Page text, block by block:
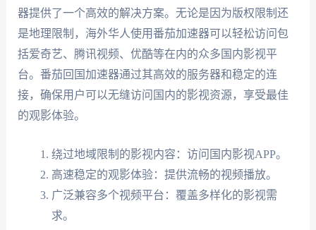
器提供了一个高效的解决方案。无论是因为版权限制还
是地理限制，海外华人使用番茄加速器可以轻松访问包
括爱奇艺、腾讯视频、优酷等在内的众多国内影视平
台。番茄回国加速器通过其高效的服务器和稳定的连
接，确保用户可以无缝访问国内的影视资源，享受最佳
的观影体验。
绕过地域限制的影视内容：访问国内影视APP。
高速稳定的观影体验：提供流畅的视频播放。
广泛兼容多个视频平台：覆盖多样化的影视需
求。